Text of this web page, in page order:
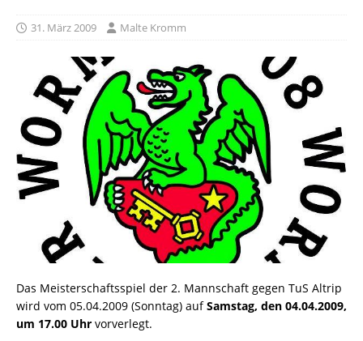
31. März 2009 Malte Kromm
Das Meisterschaftsspiel der 2. Mannschaft gegen TuS Altrip
wird vom 05.04.2009 (Sonntag) aufSamstag, den 04.04.2009,
um 17.00 Uhr vorverlegt.